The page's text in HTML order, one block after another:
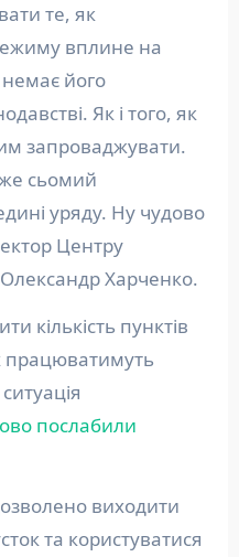
те, як
вплине на
його
Як і того, як
запроваджувати.
сьомий
уряду. Ну чудово
Центру
Харченко.
кількість пунктів
працюватимуть
послабили
виходити
та користуватися